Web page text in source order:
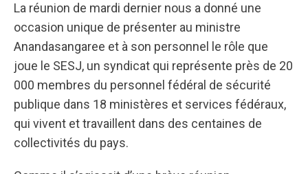
La réunion de mardi dernier nous a donné une
occasion unique de présenter au ministre
Anandasangaree et à son personnel le rôle que
joue le SESJ, un syndicat qui représente près de 20
000 membres du personnel fédéral de sécurité
publique dans 18 ministères et services fédéraux,
qui vivent et travaillent dans des centaines de
collectivités du pays.